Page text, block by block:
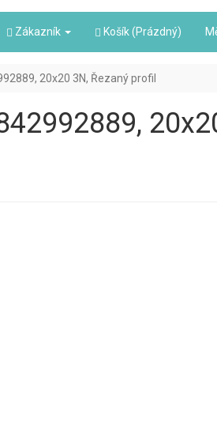
Zákazník Košík (Prázdný)
20x20 3N, Řezaný profil